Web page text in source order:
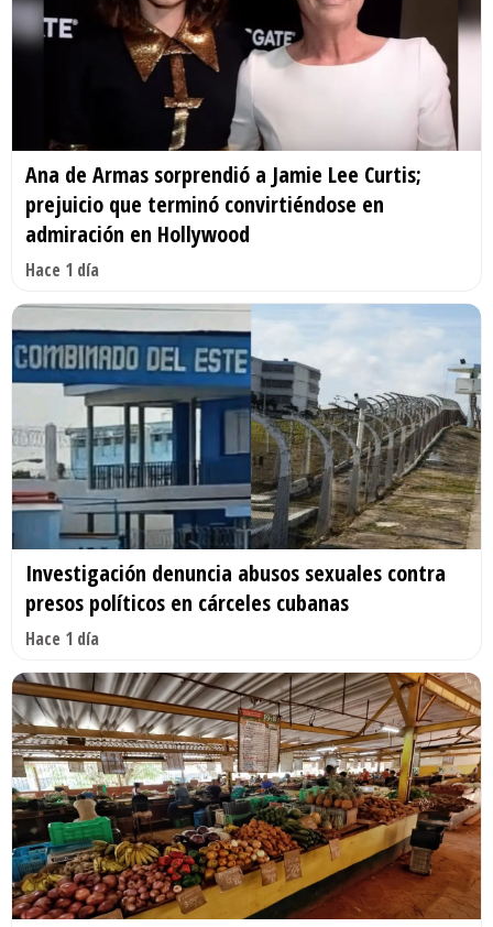
Ana de Armas sorprendió a Jamie Lee Curtis;
prejuicio que terminó convirtiéndose en
admiración en Hollywood
Hace 1 día
Investigación denuncia abusos sexuales contra
presos políticos en cárceles cubanas
Hace 1 día